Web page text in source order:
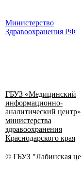
Министерство
Здравоохранения РФ
ГБУЗ «Медицинский
информационно-
аналитический центр»
министерства
здравоохранения
Краснодарского края
© ГБУЗ "Лабинская